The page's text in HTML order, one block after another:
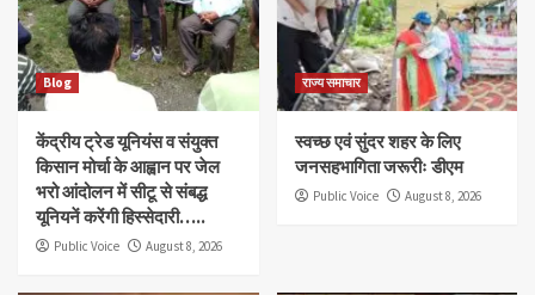
Blog
केंद्रीय ट्रेड यूनियंस व संयुक्त
किसान मोर्चा के आह्वान पर जेल
भरो आंदोलन में सीटू से संबद्ध
यूनियनें करेंगी हिस्सेदारी…..
Public Voice August 8, 2026
राज्य समाचार
स्वच्छ एवं सुंदर शहर के लिए
जनसहभागिता जरूरीः डीएम
Public Voice August 8, 2026